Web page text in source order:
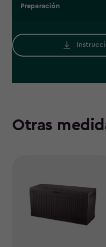
Preparación
Otras